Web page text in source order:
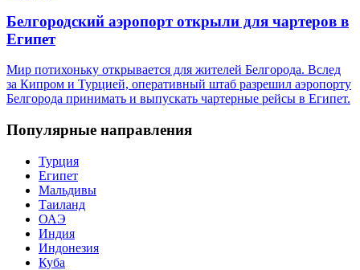
Белгородский аэропорт открыли для чартеров в
Египет
Мир потихоньку открывается для жителей Белгорода. Вслед
за Кипром и Турцией, оперативный штаб разрешил аэропорту
Белгорода принимать и выпускать чартерные рейсы в Египет.
Популярные направления
Турция
Египет
Мальдивы
Таиланд
ОАЭ
Индия
Индонезия
Куба